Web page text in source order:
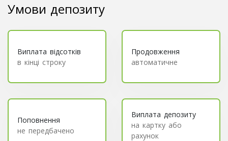
Умови депозиту
Виплата відсотків
в кінці строку
Продовження
автоматичне
Поповнення
не передбачено
Виплата депозиту
на картку або
рахунок